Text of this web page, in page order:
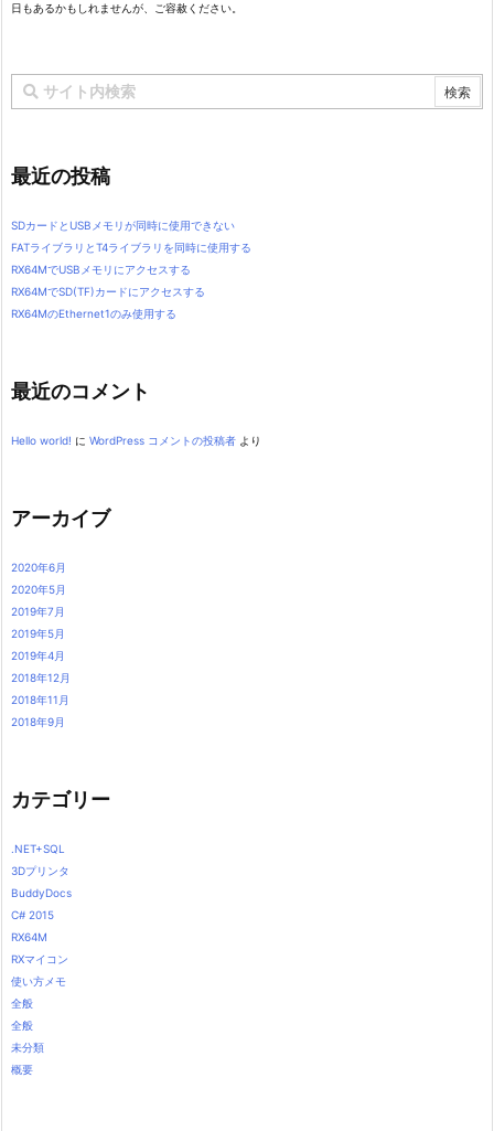
日もあるかもしれませんが、ご容赦ください。
最近の投稿
SDカードとUSBメモリが同時に使用できない
FATライブラリとT4ライブラリを同時に使用する
RX64MでUSBメモリにアクセスする
RX64MでSD(TF)カードにアクセスする
RX64MのEthernet1のみ使用する
最近のコメント
Hello world! に WordPress コメントの投稿者 より
アーカイブ
2020年6月
2020年5月
2019年7月
2019年5月
2019年4月
2018年12月
2018年11月
2018年9月
カテゴリー
.NET+SQL
3Dプリンタ
BuddyDocs
C# 2015
RX64M
RXマイコン
使い方メモ
全般
全般
未分類
概要